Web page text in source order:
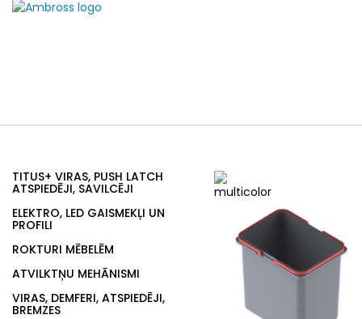
TITUS+ VIRAS, PUSH LATCH
ATSPIEDĒJI, SAVILCĒJI
ELEKTRO, LED GAISMEKĻI UN
PROFILI
ROKTURI MĒBELĒM
ATVILKTŅU MEHĀNISMI
VIRAS, DEMFERI, ATSPIEDĒJI,
BREMZES